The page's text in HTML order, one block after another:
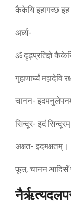
कैकेयि इहागच्छ इह
अर्घ्य-
ॐ दृढ़प्रतिज्ञे
गृहाणार्घ्यं
चानन-
सिन्दूर- इदं
अक्षत- इदमक्षतम्।
फूल, चानन आदिसँ